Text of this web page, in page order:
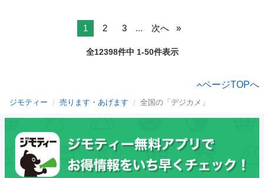
1 2 3 ... 次へ
全12398件中 1-50件表示
ページTOPへ
ジモティー 売ります・あげます 全国の「デジカメ」